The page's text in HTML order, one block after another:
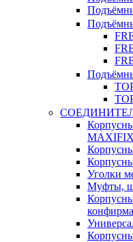
MAXIFIX
Уголки
Муфты,